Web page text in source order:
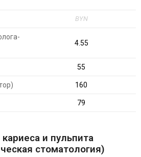
BYN
4.55
55
160
79
и пульпита
стоматология)